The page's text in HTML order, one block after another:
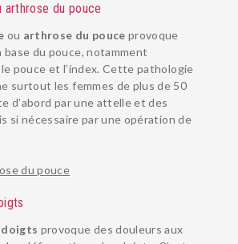
arthrose du pouce
ou arthrose du pouce provoque
base du pouce, notamment
le pouce et l’index. Cette pathologie
surtout les femmes de plus de 50
d’abord par une attelle et des
si nécessaire par une opération de
du pouce
provoque des douleurs aux